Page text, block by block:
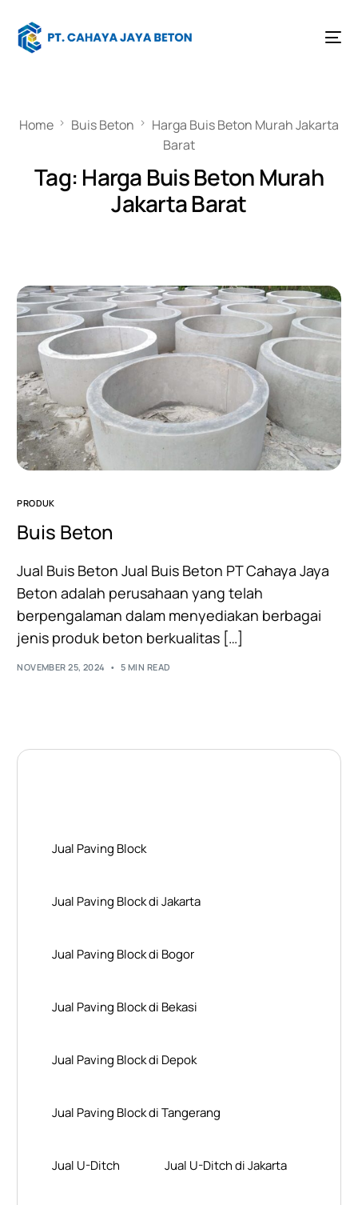
Home Buis Beton
Harga Buis Beton Murah Jakarta
Barat
Tag: Harga Buis Beton Murah
Jakarta Barat
PRODUK
Buis Beton
Jual Buis Beton Jual Buis Beton PT Cahaya Jaya
Beton adalah perusahaan yang telah
berpengalaman dalam menyediakan berbagai
jenis produk beton berkualitas […]
NOVEMBER 25, 2024 5 MIN READ
Jual Paving Block
Jual Paving Block di Jakarta
Jual Paving Block di Bogor
Jual Paving Block di Bekasi
Jual Paving Block di Depok
Jual Paving Block di Tangerang
Jual U-Ditch Jual U-Ditch di Jakarta